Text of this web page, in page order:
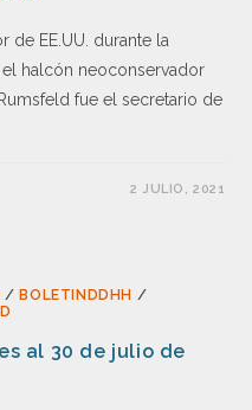
de EE.UU. durante la
halcón neoconservador
fue el secretario de
2 JULIO, 2021
/ BOLETINDDHH /
al 30 de julio de